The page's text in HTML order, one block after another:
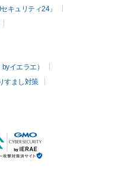
キュリティ24」
イエラエ）
すまし対策